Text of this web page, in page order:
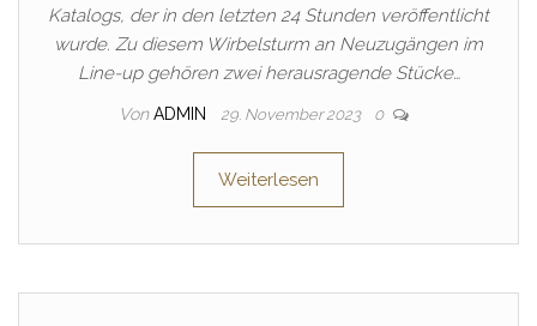
Katalogs, der in den letzten 24 Stunden veröffentlicht
wurde. Zu diesem Wirbelsturm an Neuzugängen im
Line-up gehören zwei herausragende Stücke…
Von ADMIN 29. November 2023 0
Weiterlesen